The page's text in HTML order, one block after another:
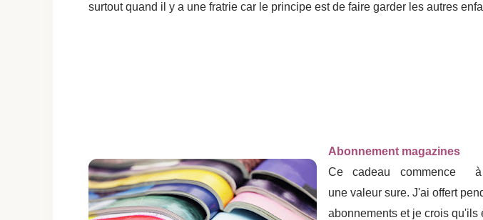
surtout quand il y a une fratrie car le principe est de faire garder les autres
Abonnement magazines
Ce cadeau commence
une valeur sure. J'ai offert
abonnements et je crois qu'ils